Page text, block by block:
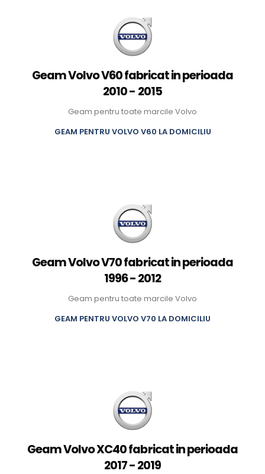
Geam Volvo V60 fabricat in perioada
2010 - 2015
Geam pentru toate marcile Volvo
GEAM PENTRU VOLVO V60 LA DOMICILIU
Geam Volvo V70 fabricat in perioada
1996 - 2012
Geam pentru toate marcile Volvo
GEAM PENTRU VOLVO V70 LA DOMICILIU
Geam Volvo XC40 fabricat in perioada
2017 - 2019